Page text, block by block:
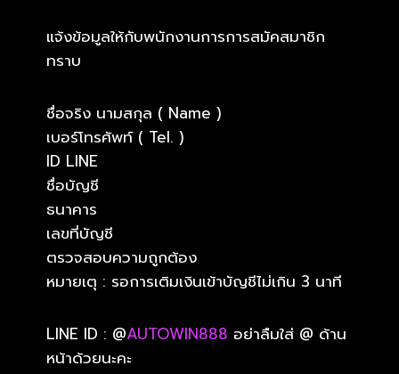
แจ้งข้อมูลให้กับพนักงานการการสมัคสมาชิก
ทราบ
ชื่อจริง นามสกุล ( Name )
เบอร์โทรศัพท์ ( Tel. )
ID LINE
ชื่อบัญชี
ธนาคาร
เลขที่บัญชี
ตรวจสอบความถูกต้อง
หมายเตุ : รอการเติมเงินเข้าบัญชีไม่เกิน 3 นาที
LINE ID : @AUTOWIN888 อย่าลืมใส่ @ ด้าน
หน้าด้วยนะคะ